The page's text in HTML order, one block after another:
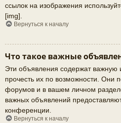
ссылок на изображения
[img].
Вернуться к началу
Что такое важные
Эти объявления содержат
прочесть их по возможности. Они
форумов и в вашем личном
важных объявлений
конференции.
Вернуться к началу